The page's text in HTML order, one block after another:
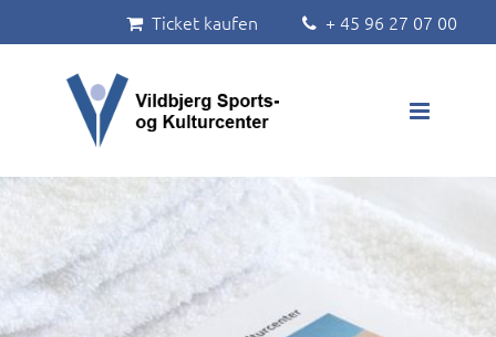
 + 45 96 27 07 00
 Ticket kaufen
